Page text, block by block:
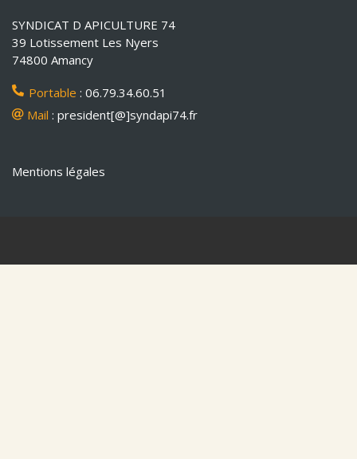
SYNDICAT D APICULTURE 74
39 Lotissement Les Nyers
74800 Amancy
Portable : 06.79.34.60.51
Mail : president[@]syndapi74.fr
Mentions légales